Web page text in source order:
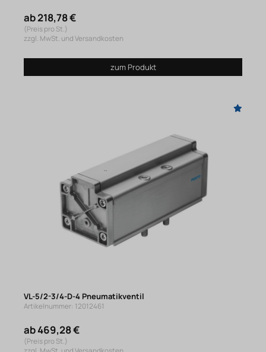
ab 218,78 €
(Preis pro St.)
zzgl. MwSt. und Versandkosten
zum Produkt
VL-5/2-3/4-D-4 Pneumatikventil
Artikelnummer: 12012461
ab 469,28 €
(Preis pro St.)